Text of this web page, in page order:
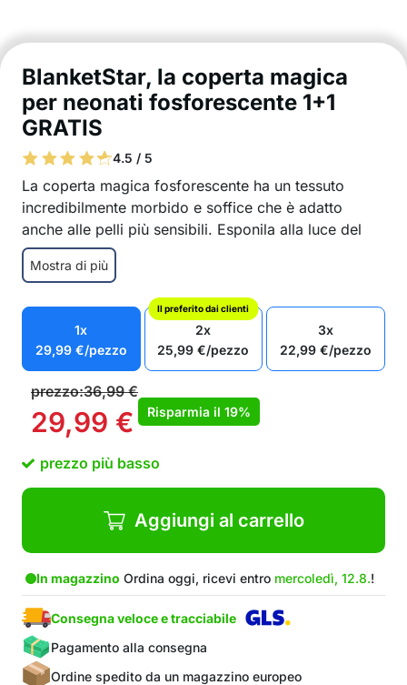
BlanketStar, la coperta magica
per neonati fosforescente 1+1
GRATIS
4.5 / 5
La coperta magica fosforescente ha un tessuto
incredibilmente morbido e soffice che è adatto
anche alle pelli più sensibili. Esponila alla luce del
giorno e brillerà al buio, creando
una meravigliosa atmosfera nella stanza del tuo
La coperta brilla al buio.
Tessuto molto morbido e confortevole, adatto a
tutte le stagioni.
Tessuto di qualità e amico della pelle.
Adatta per ragazzi e ragazze.
Ideale per l’uso sul divano, letto, in auto.
Coperta per neonati 150×100 cm
Il pacchetto contiene: 1x BlanketStar 150x100
cm + 1x BlanketStar GRATIS
Mostra di più
1x
29,99 €/pezzo
Il preferito dai clienti
2x
25,99€/pezzo
3x
22,99€/pezzo
prezzo:36,99€
29,99 € Risparmia il 19%
prezzo più basso
Aggiungi al carrello
In magazzino Ordina oggi, ricevi entro mercoledì, 12.8.!
Consegna veloce e tracciabile
Pagamento alla consegna
Ordine spedito da un magazzino europeo